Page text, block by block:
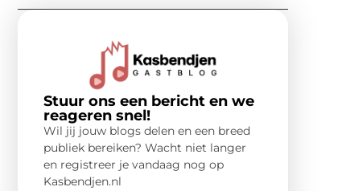
Stuur ons een bericht en we
reageren snel!
Wil jij jouw blogs delen en een breed
publiek bereiken? Wacht niet langer
en registreer je vandaag nog op
Kasbendjen.nl